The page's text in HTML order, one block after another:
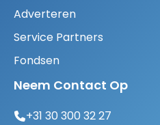
Adverteren
Service Partners
Fondsen
Neem Contact Op
+31 30 300 32 27